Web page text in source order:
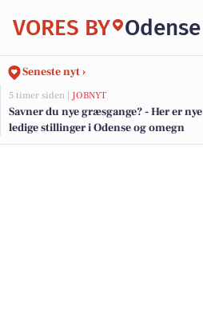
VORES BY Odense
Seneste nyt ›
5 timer siden | JOBNYT
Savner du nye græsgange? - Her er nye
ledige stillinger i Odense og omegn